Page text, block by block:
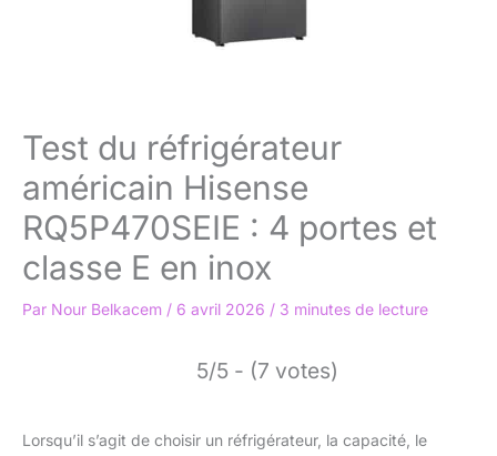
Test du réfrigérateur
américain Hisense
RQ5P470SEIE : 4 portes et
classe E en inox
Par Nour Belkacem / 6 avril 2026 / 3 minutes de lecture
5/5 - (7 votes)
Lorsqu’il s’agit de choisir un réfrigérateur, la capacité, le